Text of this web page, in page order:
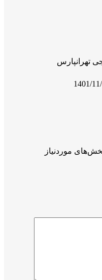
تهرانپارس
1401/
موردنیاز